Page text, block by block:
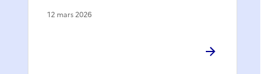
12 mars 2026